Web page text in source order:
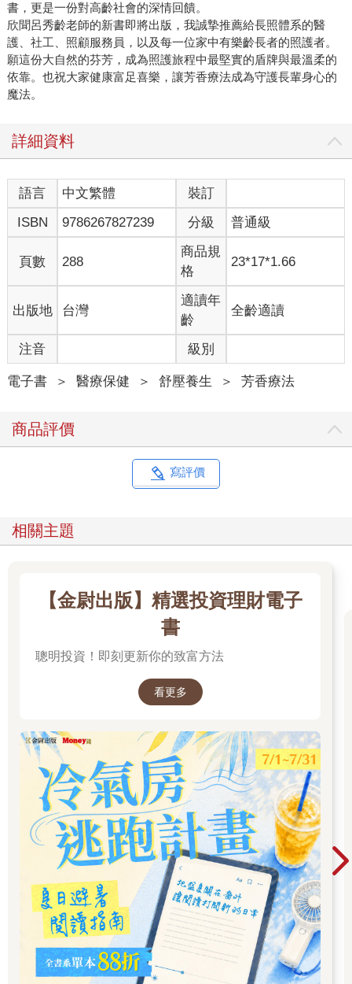
書，更是一份對高齡社會的深情回饋。
欣聞呂秀齡老師的新書即將出版，我誠摯推薦給長照體系的醫
護、社工、照顧服務員，以及每一位家中有樂齡長者的照護者。
願這份大自然的芬芳，成為照護旅程中最堅實的盾牌與最溫柔的
依靠。也祝大家健康富足喜樂，讓芳香療法成為守護長輩身心的
魔法。
詳細資料
語言 中文繁體
裝訂
ISBN
9786267827239 分級 普通級
頁數 288
商品規
格
23*17*1.66
出版地 台灣
適讀年
齡
全齡適讀
注音 級別
電子書 ＞ 醫療保健 ＞ 舒壓養生 ＞ 芳香療法
商品評價
寫評價
相關主題
【金尉出版】精選投資理財電子
書
聰明投資！即刻更新你的致富方法
看更多